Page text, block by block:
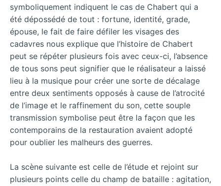
symboliquement indiquent le cas de Chabert qui a
été dépossédé de tout : fortune, identité, grade,
épouse, le fait de faire défiler les visages des
cadavres nous explique que l’histoire de Chabert
peut se répéter plusieurs fois avec ceux-ci, l’absence
de tous sons peut signifier que le réalisateur a laissé
lieu à la musique pour créer une sorte de décalage
entre deux sentiments opposés à cause de l’atrocité
de l’image et le raffinement du son, cette souple
transmission symbolise peut être la façon que les
contemporains de la restauration avaient adopté
pour oublier les malheurs des guerres.
La scène suivante est celle de l’étude et rejoint sur
plusieurs points celle du champ de bataille : agitation,